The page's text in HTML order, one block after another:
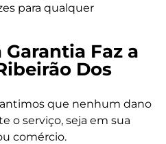
para qualquer
Garantia Faz a
Dos
que nenhum dano
o serviço, seja em sua
comércio.